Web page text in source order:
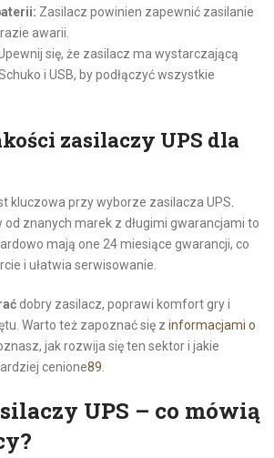
Zasilacz powinien zapewnić zasilanie
awarii.
się, że zasilacz ma wystarczającą
i USB, by podłączyć wszystkie
zasilaczy UPS dla
kluczowa przy wyborze zasilacza UPS.
od znanych marek z długimi gwarancjami to
mają one 24 miesiące gwarancji, co
i ułatwia serwisowanie.
dobry zasilacz, poprawi komfort gry i
Warto też zapoznać się z informacjami o
jak rozwija się ten sektor i jakie
cenione89.
UPS – co mówią